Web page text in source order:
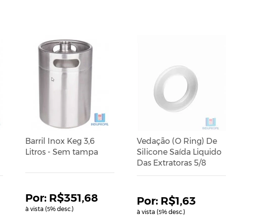
Barril Inox Keg 3,6
Litros - Sem tampa
R$351,68
à vista (5% desc.)
Vedação (O Ring) De
Silicone Saída Liquido
Das Extratoras 5/8
R$1,63
à vista (5% desc.)